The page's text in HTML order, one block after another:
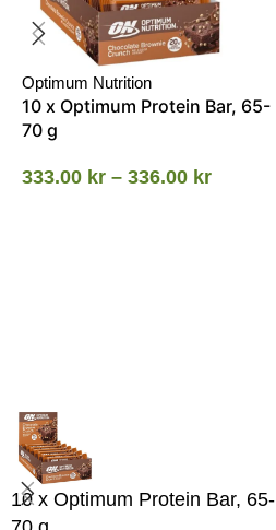
Optimum Nutrition
10 x Optimum Protein Bar, 65-
70 g
333.00 kr – 336.00 kr
10 x Optimum Protein Bar, 65-